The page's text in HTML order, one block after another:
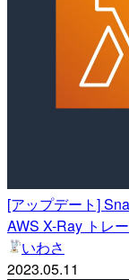
[アップデート]
AWS X-Ray トレ
いわさ
2023.05.11